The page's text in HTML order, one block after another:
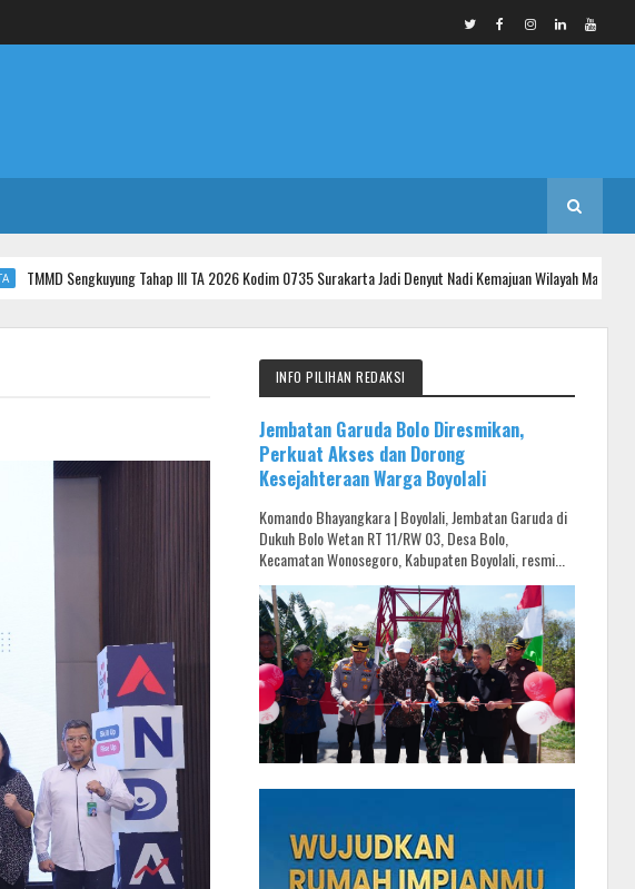
Tahap III TA 2026 Kodim 0735 Surakarta Jadi Denyut Nadi Kemajuan Wilayah Makam Bergolo Kelurahan
INFO PILIHAN REDAKSI
Jembatan Garuda Bolo Diresmikan,
Perkuat Akses dan Dorong
Kesejahteraan Warga Boyolali
Komando Bhayangkara | Boyolali, Jembatan Garuda di
Dukuh Bolo Wetan RT 11/RW 03, Desa Bolo,
Kecamatan Wonosegoro, Kabupaten Boyolali, resmi...